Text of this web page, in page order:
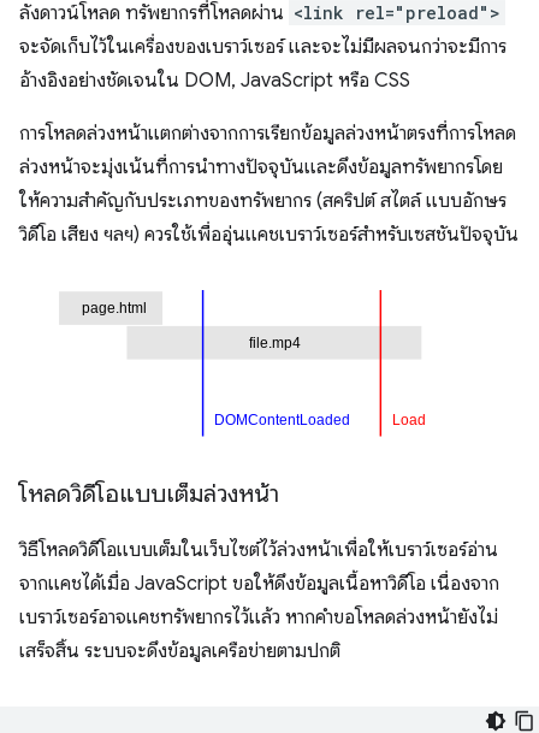
ลังดาวน์โหลด ทรัพยากรที่โหลดผ่าน <link rel="preload">
จะจัดเก็บไว้ในเครื่องของเบราว์เซอร์ และจะไม่มีผลจนกว่าจะมีการ
อ้างอิงอย่างชัดเจนใน DOM, JavaScript หรือ CSS
การโหลดล่วงหน้าแตกต่างจากการเรียกข้อมูลล่วงหน้าตรงที่การโหลด
ล่วงหน้าจะมุ่งเน้นที่การนำทางปัจจุบันและดึงข้อมูลทรัพยากรโดย
ให้ความสำคัญกับประเภทของทรัพยากร (สคริปต์ สไตล์ แบบอักษร
วิดีโอ เสียง ฯลฯ) ควรใช้เพื่ออุ่นแคชเบราว์เซอร์สำหรับเซสชันปัจจุบัน
โหลดวิดีโอแบบเต็มล่วงหน้า
วิธีโหลดวิดีโอแบบเต็มในเว็บไซต์ไว้ล่วงหน้าเพื่อให้เบราว์เซอร์อ่าน
จากแคชได้เมื่อ JavaScript ขอให้ดึงข้อมูลเนื้อหาวิดีโอ เนื่องจาก
เบราว์เซอร์อาจแคชทรัพยากรไว้แล้ว หากคำขอโหลดล่วงหน้ายังไม่
เสร็จสิ้น ระบบจะดึงข้อมูลเครือข่ายตามปกติ